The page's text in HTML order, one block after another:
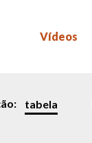
Vídeos
tabela